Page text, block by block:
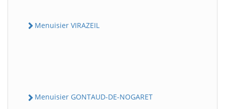
Menuisier VIRAZEIL
Menuisier GONTAUD-DE-NOGARET